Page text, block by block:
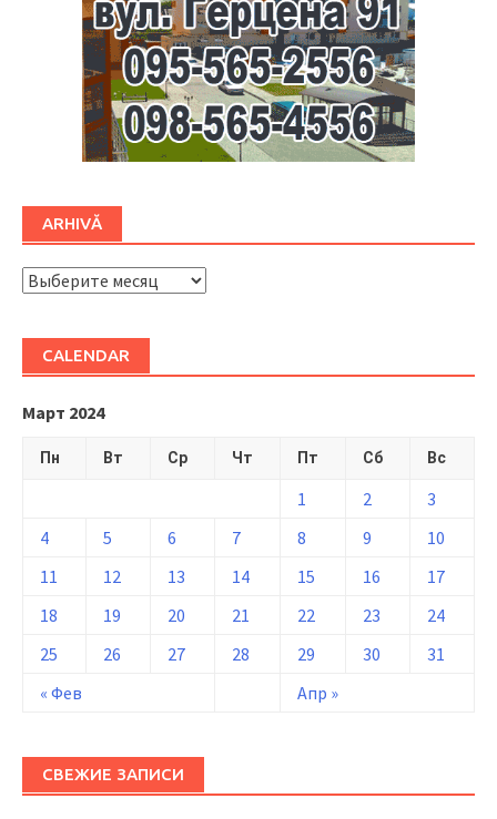
ARHIVĂ
ARHIVĂ
CALENDAR
Март 2024
Пн Вт Ср Чт Пт Сб Вс
« Фев Апр »
1 2
3
4
5 6 7 8 9
10
11
12 13 14 15 16
17
18
19 20 21 22 23
24
25
26 27 28 29 30 31
СВЕЖИЕ ЗАПИСИ